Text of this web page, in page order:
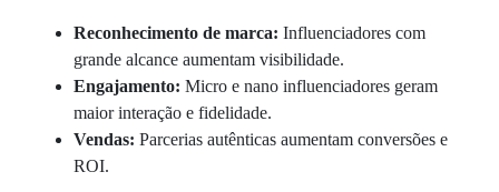
Reconhecimento de marca: Influenciadores com
grande alcance aumentam visibilidade.
Engajamento: Micro e nano influenciadores geram
maior interação e fidelidade.
Vendas: Parcerias autênticas aumentam conversões e
ROI.